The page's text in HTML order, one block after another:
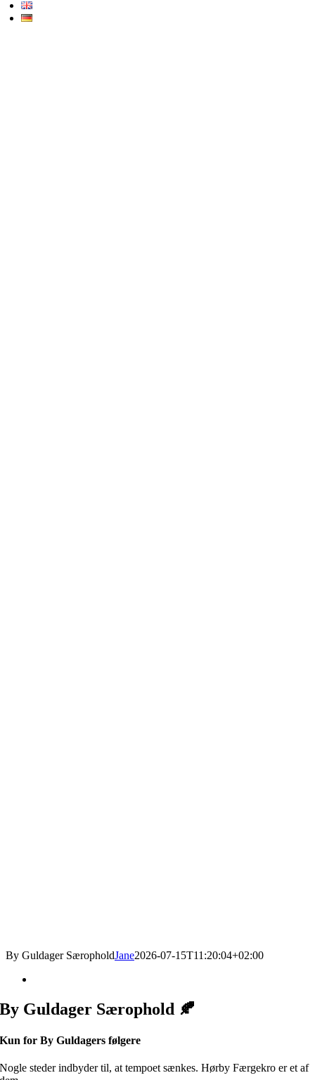
By Guldager SæropholdJane2026-07-15T11:20:04+02:00
By Guldager Særophold 🍂
Kun for By Guldagers følgere
Nogle steder indbyder til, at tempoet sænkes. Hørby Færgekro er et af